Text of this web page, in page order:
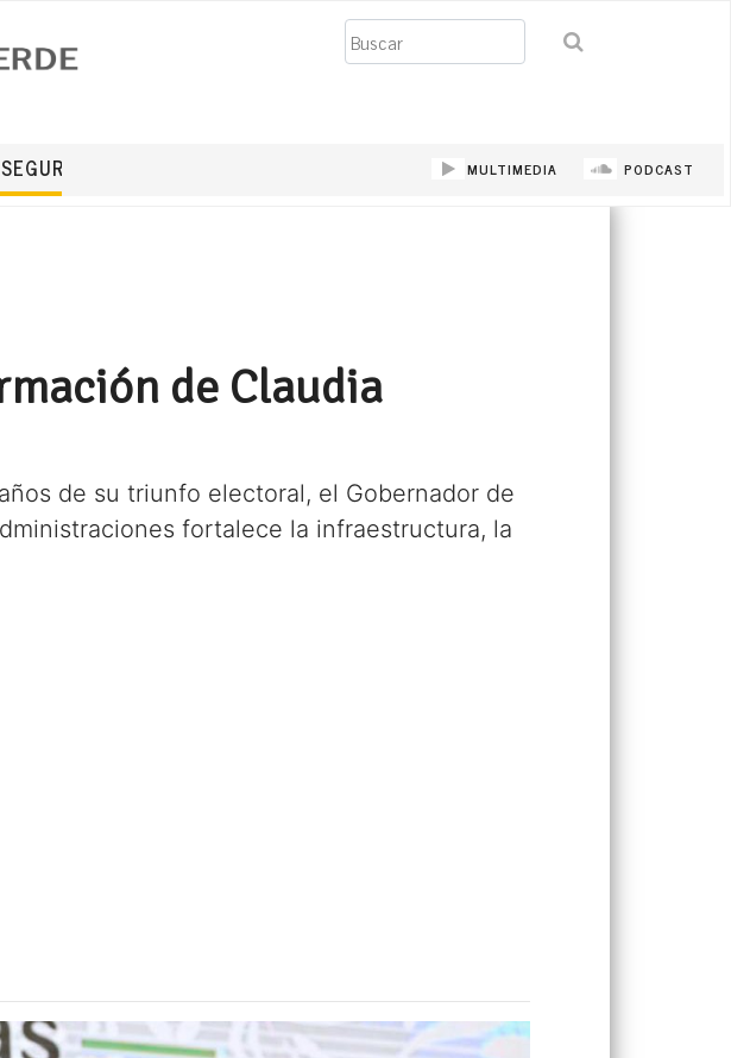
Buscar
SEGURIDAD MULTIMEDIA PODCAST
de Claudia
de su triunfo electoral, el Gobernador de
fortalece la infraestructura, la